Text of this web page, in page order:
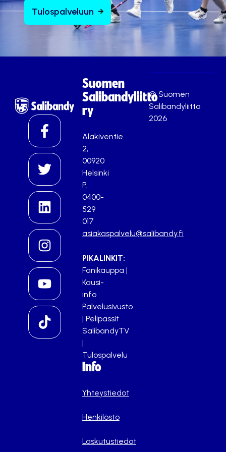
Tulospalveluun
Suomen
Salibandyliitto
ry
Alakiventie
2,
00920
Helsinki
P.
0400-
529
017
asiakaspalvelu@salibandy.fi
PIKALINKIT:
Fanikauppa |
Kausi-
info
Palvelusivusto
| Pelipassit
SalibandyTV
|
Tulospalvelu
Info
Yhteystiedot
Henkilöstö
Laskutustiedot
© Suomen
Salibandyliitto
2026